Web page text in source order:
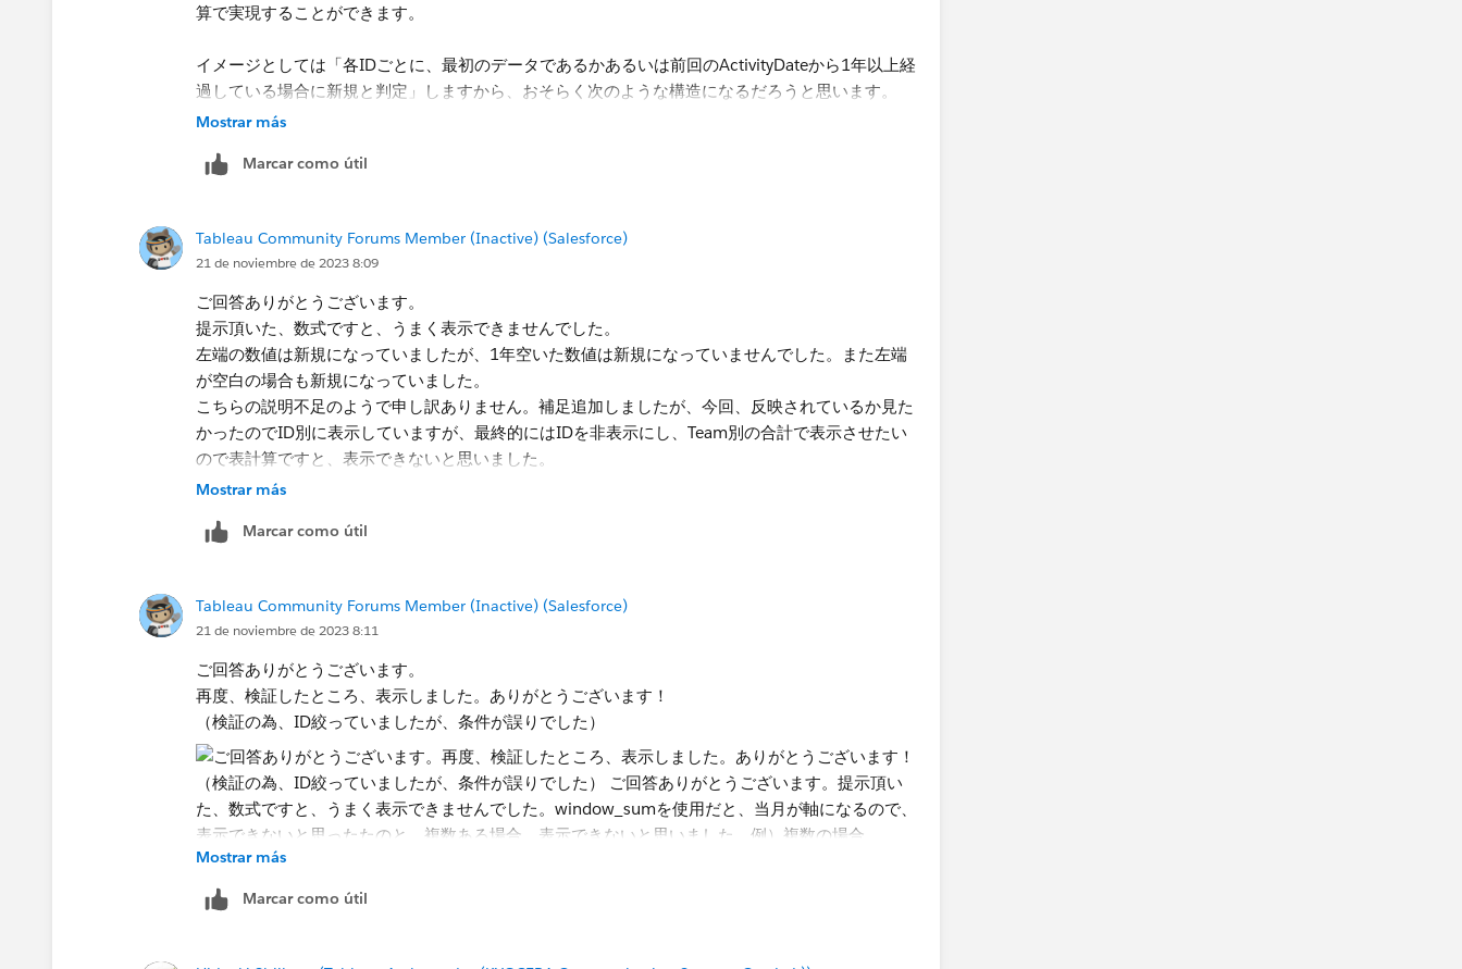
算で実現することができます。
イメージとしては「各IDごとに、最初のデータであるかあるいは前回のActivityDateから1年以上経
過している場合に新規と判定」しますから、おそらく次のような構造になるだろうと思います。
ATTR(DATETRUNC('month', [Activity Date]))) >= 12 THEN '新規' ELSE '既存' END
Mostrar más
Marcar como útil
Tableau Community Forums Member (Inactive) (Salesforce)
21 de noviembre de 2023 8:09
ご回答ありがとうございます。
提示頂いた、数式ですと、うまく表示できませんでした。
左端の数値は新規になっていましたが、1年空いた数値は新規になっていませんでした。また左端
が空白の場合も新規になっていました。
こちらの説明不足のようで申し訳ありません。補足追加しましたが、今回、反映されているか見た
かったのでID別に表示していますが、最終的にはIDを非表示にし、Team別の合計で表示させたい
ので表計算ですと、表示できないと思いました。
内情報流出にならないのか不安なので、添付できませんでした。
Mostrar más
Marcar como útil
Tableau Community Forums Member (Inactive) (Salesforce)
21 de noviembre de 2023 8:11
ご回答ありがとうございます。
再度、検証したところ、表示しました。ありがとうございます！
（検証の為、ID絞っていましたが、条件が誤りでした）
Mostrar más
Marcar como útil